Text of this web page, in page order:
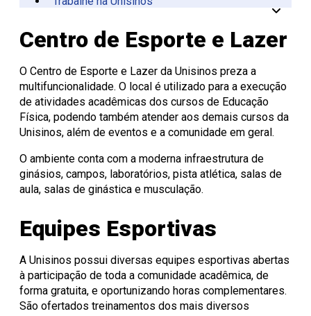
São Leopoldo
Educação a Distância
Informática
Fundação Urbano
Consulta Lista de
Diplomas
Docência
PIBID
Editais PIBID
Residência
Pedagógica
Editais
Residência
Pedagógica
Comissão
no Uso de
Animais
Comitê
de Ética
em
Pesquisa
ISO 14001
ESG Unisinos
SGA Unisinos
Relatórios e
Certificações
Comunicação
Ambiental
Procedimentos
operacionais
Centro de Esporte e Lazer
O Centro de Esporte e Lazer da Unisinos preza a
multifuncionalidade. O local é utilizado para a execução
de atividades acadêmicas dos cursos de Educação
Física, podendo também atender aos demais cursos da
Unisinos, além de eventos e a comunidade em geral.
O ambiente conta com a moderna infraestrutura de
ginásios, campos, laboratórios, pista atlética, salas de
aula, salas de ginástica e musculação.
Equipes Esportivas
A Unisinos possui diversas equipes esportivas abertas
à participação de toda a comunidade acadêmica, de
forma gratuita, e oportunizando horas complementares.
São ofertados treinamentos dos mais diversos